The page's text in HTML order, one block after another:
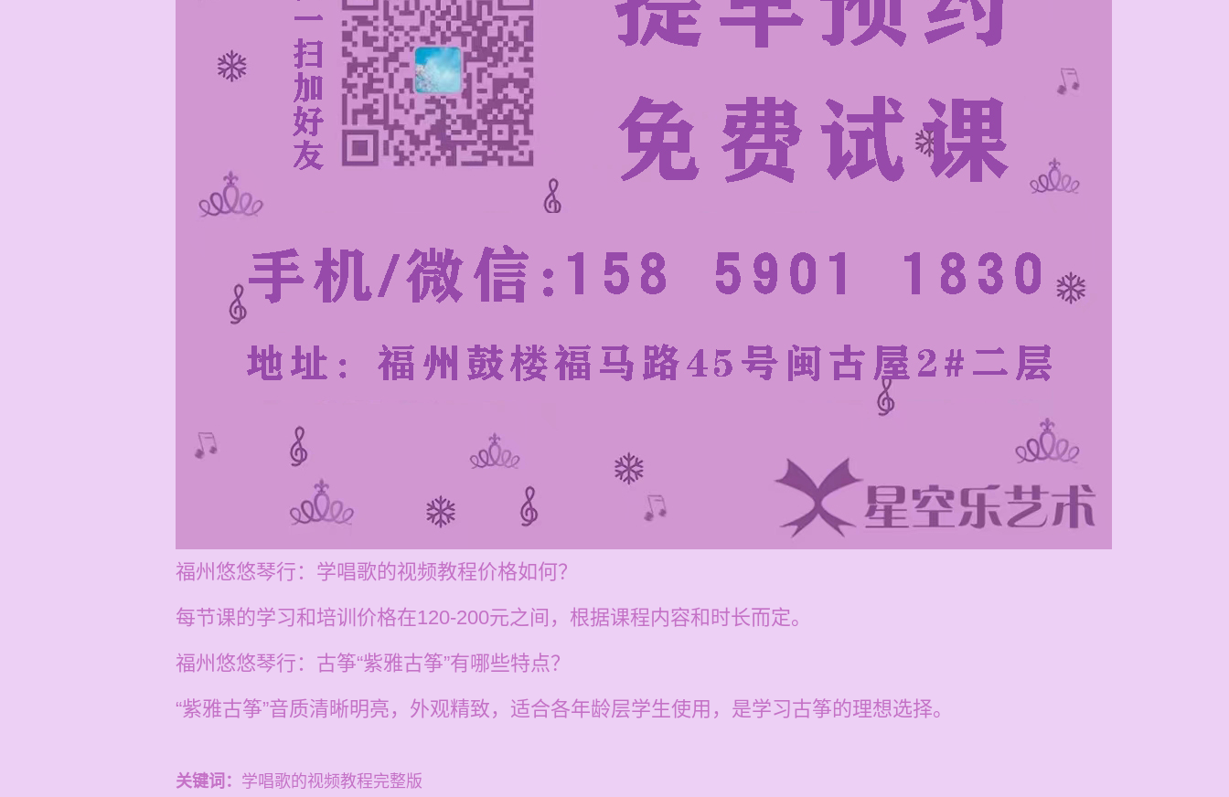
福州悠悠琴行：学唱歌的视频教程价格如何？
每节课的学习和培训价格在120-200元之间，根据课程内容和时长而定。
福州悠悠琴行：古筝“紫雅古筝”有哪些特点？
“紫雅古筝”音质清晰明亮，外观精致，适合各年龄层学生使用，是学习古筝的理想选择。
关键词： 学唱歌的视频教程完整版